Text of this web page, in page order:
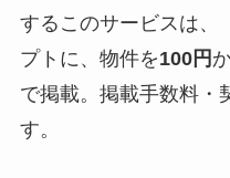
するこのサービスは、
プトに、物件を100円
で掲載。掲載手数料・
す。